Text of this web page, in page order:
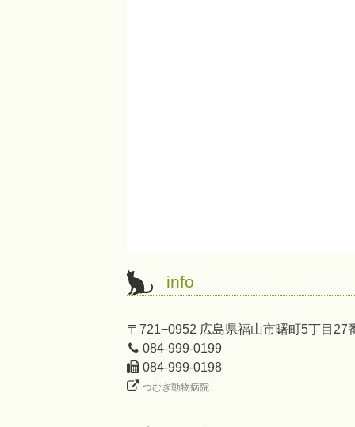
info
〒721−0952 広島県福山市曙町5丁目27
084-999-0199
084-999-0198
つむぎ動物病院